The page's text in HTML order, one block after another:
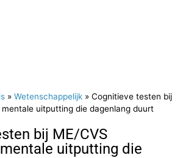
» Wetenschappelijk » Cognitieve testen bij
mentale uitputting die dagenlang duurt
bij ME/CVS
uitputting die